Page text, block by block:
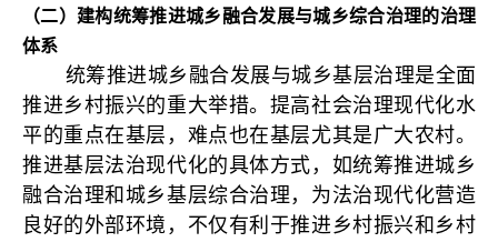
（二）建构统筹推进城乡融合发展与城乡综合治理的治理
体系
统筹推进城乡融合发展与城乡基层治理是全面
推进乡村振兴的重大举措。提高社会治理现代化水
平的重点在基层，难点也在基层尤其是广大农村。
推进基层法治现代化的具体方式，如统筹推进城乡
融合治理和城乡基层综合治理，为法治现代化营造
良好的外部环境，不仅有利于推进乡村振兴和乡村